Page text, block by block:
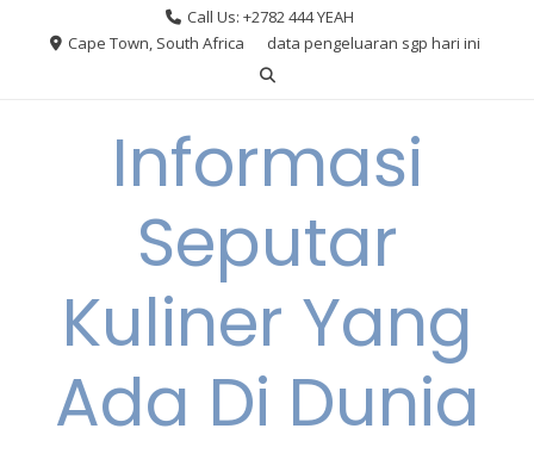
Call Us: +2782 444 YEAH
Cape Town, South Africa
data pengeluaran sgp hari ini
Informasi
Seputar
Kuliner Yang
Ada Di Dunia